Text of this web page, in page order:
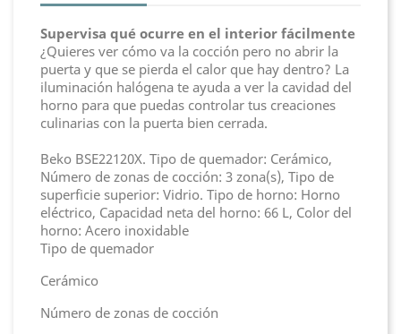
Supervisa qué ocurre en el interior fácilmente
¿Quieres ver cómo va la cocción pero no abrir la
puerta y que se pierda el calor que hay dentro? La
iluminación halógena te ayuda a ver la cavidad del
horno para que puedas controlar tus creaciones
culinarias con la puerta bien cerrada.
Beko BSE22120X. Tipo de quemador: Cerámico,
Número de zonas de cocción: 3 zona(s), Tipo de
superficie superior: Vidrio. Tipo de horno: Horno
eléctrico, Capacidad neta del horno: 66 L, Color del
horno: Acero inoxidable
Tipo de quemador
Cerámico
Número de zonas de cocción